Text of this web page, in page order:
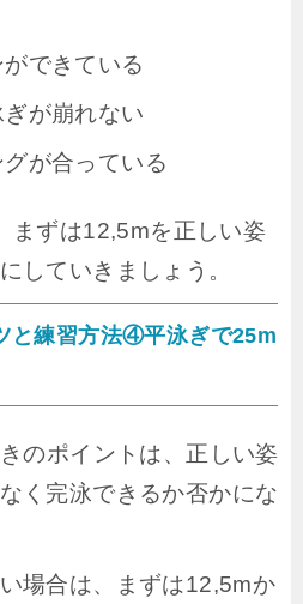
できている
が崩れない
が合っている
まずは12,5mを正しい姿
していきましょう。
と練習方法④平泳ぎで25m
のポイントは、正しい姿
く完泳できるか否かにな
場合は、まずは12,5mか